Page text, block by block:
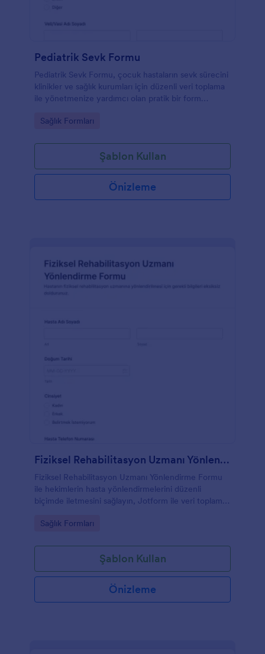
Pediatrik Sevk Formu
Pediatrik Sevk Formu, çocuk hastaların sevk sürecini
klinikler ve sağlık kurumları için düzenli veri toplama
ile yönetmenize yardımcı olan pratik bir form
Go to Category:
Sağlık Formları
Şablon Kullan
Önizleme
Fiziksel Rehabilitasyon Uzmanı Yönlendirme Formu
Fiziksel Rehabilitasyon Uzmanı Yönlendirme Formu
ile hekimlerin hasta yönlendirmelerini düzenli
biçimde iletmesini sağlayın, Jotform ile veri toplama
Go to Category:
Sağlık Formları
Şablon Kullan
Önizleme